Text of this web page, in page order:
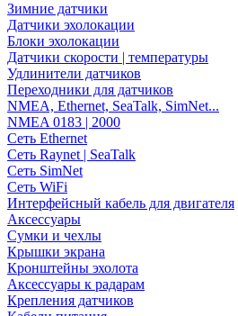
Зимние датчики
Датчики эхолокации
Блоки эхолокации
Датчики скорости | температуры
Удлинители датчиков
Переходники для датчиков
NMEA, Ethernet, SeaTalk, SimNet...
NMEA 0183 | 2000
Сеть Ethernet
Сеть Raynet | SeaTalk
Сеть SimNet
Сеть WiFi
Интерфейсный кабель для двигателя
Аксессуары
Сумки и чехлы
Крышки экрана
Кронштейны эхолота
Аксессуары к радарам
Крепления датчиков